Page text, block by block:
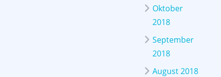
Oktober
2018
September
2018
August 2018